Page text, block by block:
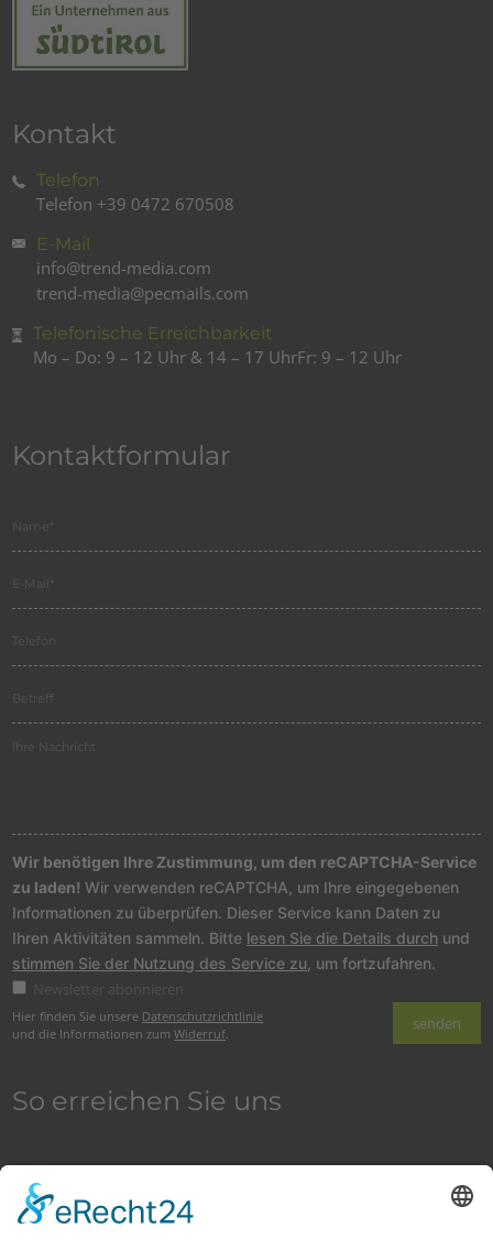
Kontakt
Telefon
Telefon +39 0472 670508
E-Mail
info@trend-media.com
trend-media@pecmails.com
Telefonische Erreichbarkeit
Mo – Do: 9 – 12 Uhr & 14 – 17 UhrFr: 9 – 12 Uhr
Kontaktformular
Wir benötigen Ihre Zustimmung, um den reCAPTCHA-Service
zu laden!Wir verwenden reCAPTCHA, um Ihre eingegebenen
Informationen zu überprüfen. Dieser Service kann Daten zu
Ihren Aktivitäten sammeln. Bitte lesen Sie die Details durch und
stimmen Sie der Nutzung des Service zu , um fortzufahren.
Newsletter abonnieren
Hier finden Sie unsere Datenschutzrichtlinie
und die Informationen zumWiderruf
So erreichen Sie uns